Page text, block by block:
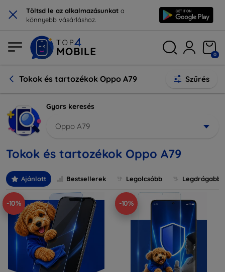
× Töltsd le az alkalmazásunkat a
könnyebb vásárláshoz.
0
Tokok és tartozékok Oppo A79 Szűrés
Gyors keresés
Oppo A79
Tokok és tartozékok Oppo A79
Ajánlott Bestsellerek Legolcsóbb Legdrágabb
-10% -10%